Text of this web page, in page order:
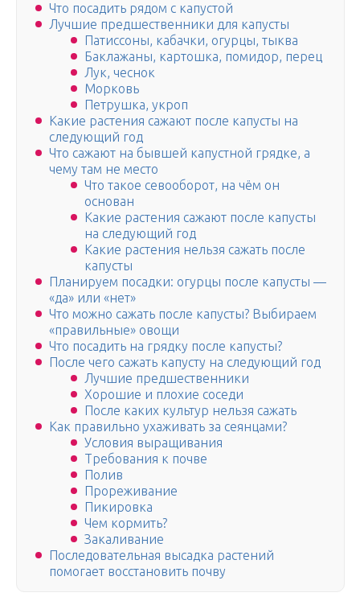
Что посадить рядом с капустой
Лучшие предшественники для капусты
Патиссоны, кабачки, огурцы, тыква
Баклажаны, картошка, помидор, перец
Лук, чеснок
Морковь
Петрушка, укроп
Какие растения сажают после капусты на
следующий год
Что сажают на бывшей капустной грядке, а
чему там не место
Что такое севооборот, на чём он
основан
Какие растения сажают после капусты
на следующий год
Какие растения нельзя сажать после
капусты
Планируем посадки: огурцы после капусты —
«да» или «нет»
Что можно сажать после капусты? Выбираем
«правильные» овощи
Что посадить на грядку после капусты?
После чего сажать капусту на следующий год
Лучшие предшественники
Хорошие и плохие соседи
После каких культур нельзя сажать
Как правильно ухаживать за сеянцами?
Условия выращивания
Требования к почве
Полив
Прореживание
Пикировка
Чем кормить?
Закаливание
Последовательная высадка растений
помогает восстановить почву